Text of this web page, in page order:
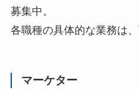
募集中。
各職種の具体的な業務は、
マーケター